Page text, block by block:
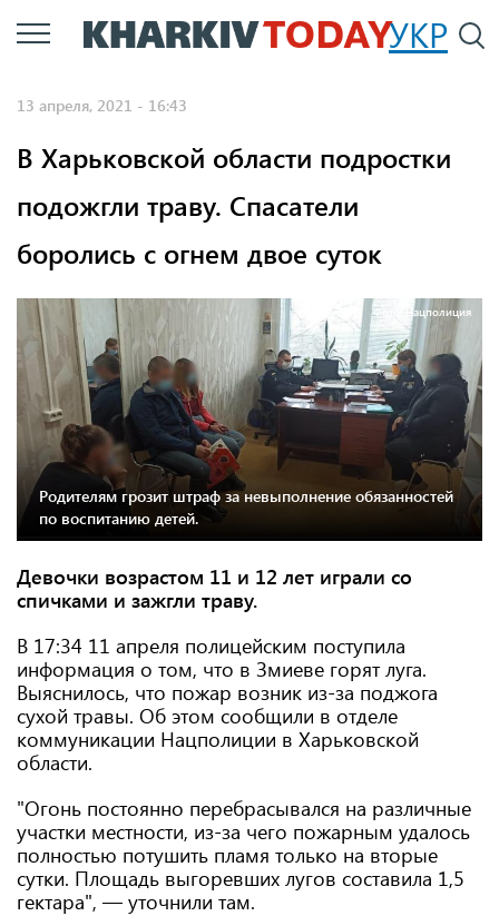
Перейти
к
УКР
13 апреля, 2021 - 16:43
В Харьковской области подростки
подожгли траву. Спасатели
боролись с огнем двое суток
Фото: Нацполиция
Родителям грозит штраф за невыполнение обязанностей
по воспитанию детей.
Девочки возрастом 11 и 12 лет играли со
спичками и зажгли траву.
В 17:34 11 апреля полицейским поступила
информация о том, что в Змиеве горят луга.
Выяснилось, что пожар возник из-за поджога
сухой травы. Об этом сообщили в отделе
коммуникации Нацполиции в Харьковской
области.
"Огонь постоянно перебрасывался на различные
участки местности, из-за чего пожарным удалось
полностью потушить пламя только на вторые
сутки. Площадь выгоревших лугов составила 1,5
гектара", — уточнили там.